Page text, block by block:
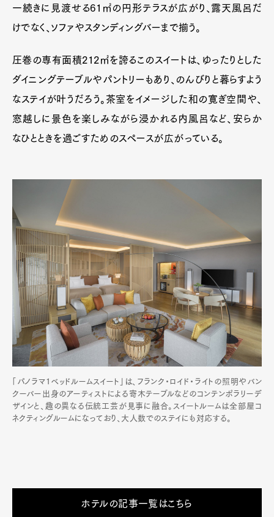
一続きに見渡せる61㎡の円形テラスが広がり、露天風呂だ
けでなく、ソファやスタンディングバーまで揃う。
圧巻の専有面積212㎡を誇るこのスイートは、ゆったりとした
ダイニングテーブルやパントリーもあり、のんびりと暮らすよう
なステイが叶うだろう。茶室をイメージした和の寛ぎ空間や、
窓越しに景色を楽しみながら浸かれる内風呂など、安らか
なひとときを過ごすためのスペースが広がっている。
「パノラマ1ベッドルームスイート」は、フランク・ロイド・ライトの照明やバン
クーバー出身のアーティストによる寄木テーブルなどのコンテンポラリーデ
ザインと、趣の異なる伝統工芸が見事に融合。スイートルームは全部屋コ
ネクティングルームになっており、大人数でのステイにも対応する。
ホテルの記事一覧はこちら